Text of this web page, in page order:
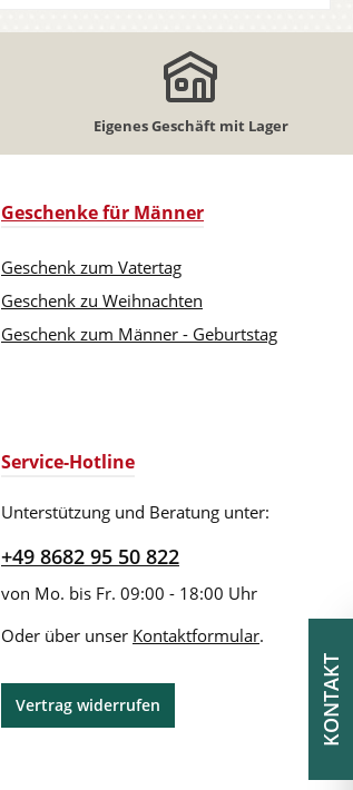
Eigenes Geschäft mit Lager
Geschenke für Männer
Geschenk zum Vatertag
Geschenk zu Weihnachten
Geschenk zum Männer - Geburtstag
Service-Hotline
Unterstützung und Beratung unter:
+49 8682 95 50 822
von Mo. bis Fr. 09:00 - 18:00 Uhr
Oder über unser Kontaktformular.
Vertrag widerrufen KONTAKT